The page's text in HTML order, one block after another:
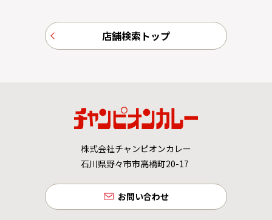
店舗検索トップ
株式会社チャンピオンカレー
石川県野々市市高橋町20-17
お問い合わせ